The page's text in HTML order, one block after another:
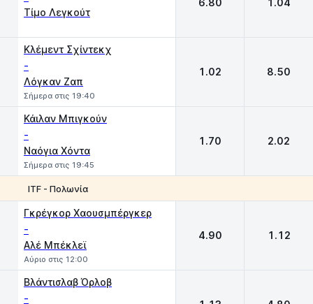
Τίμο Λεγκούτ
6.80 1.04
Κλέμεντ Σχίντεκχ
-
Λόγκαν Ζαπ
Σήμερα στις 19:40
1.02 8.50
Κάιλαν Μπιγκούν
-
Ναόγια Χόντα
Σήμερα στις 19:45
1.70 2.02
ITF - Πολωνία
Γκρέγκορ Χαουσμπέργκερ
-
Αλέ Μπέκλεϊ
Αύριο στις 12:00
4.90 1.12
Βλάντισλαβ Όρλοβ
-